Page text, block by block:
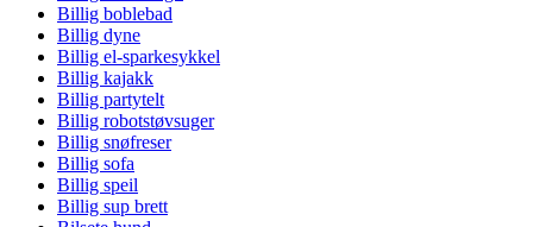
Billig boblebad
Billig dyne
Billig el-sparkesykkel
Billig kajakk
Billig partytelt
Billig robotstøvsuger
Billig snøfreser
Billig sofa
Billig speil
Billig sup brett